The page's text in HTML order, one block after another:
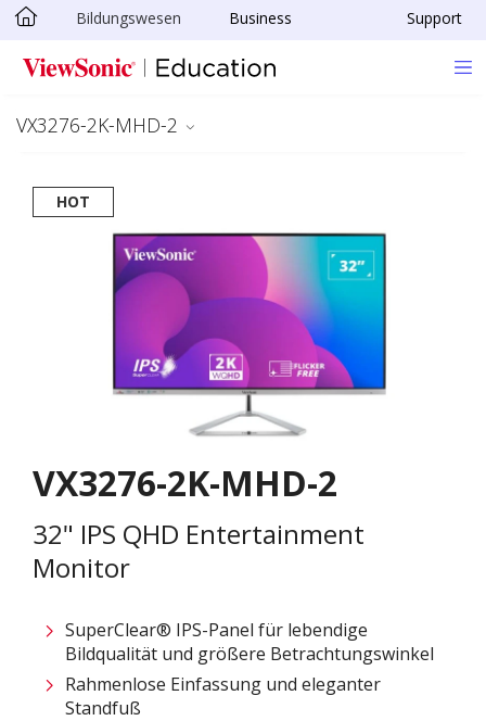
Skip to main content
Bildungswesen Business Support
VX3276-2K-MHD-2
HOT
VX3276-2K-MHD-2
32" IPS QHD Entertainment
Monitor
SuperClear® IPS-Panel für lebendige
Bildqualität und größere Betrachtungswinkel
Rahmenlose Einfassung und eleganter
Standfuß